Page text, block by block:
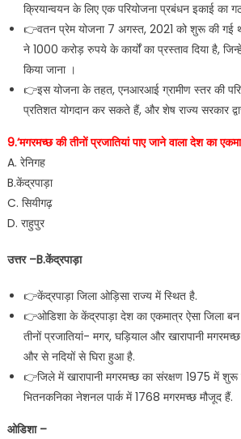
क्रियान्वयन के लिए एक परियोजना प्रबंधन इकाई का
👉वतन प्रेम योजना 7 अगस्त, 2021 को शुरू की गई
ने 1000 करोड़ रुपये के कार्यों का प्रस्ताव दिया है,
किया जाना ।
👉इस योजना के तहत, एनआरआई ग्रामीण स्तर की
प्रतिशत योगदान कर सकते हैं, और शेष राज्य सरकार
9.‘मगरमच्छ की तीनों प्रजातियां पाए जाने वाला देश का
A. रेनिगह
B.केंद्रपाड़ा
C. सियीगढ़
D. राहुपुर
उत्तर –B.केंद्रपाड़ा
👉केंद्रपाड़ा जिला ओड़िसा राज्य में स्थित है.
👉ओडिशा के केंद्रपाड़ा देश का एकमात्र ऐसा जिला
तीनों प्रजातियां- मगर, घड़ियाल और खारापानी
और से नदियों से घिरा हुआ है.
👉जिले में खारापानी मगरमच्छ का संरक्षण 1975 में शुरू
भितनकनिका नेशनल पार्क में 1768 मगरमच्छ मौजूद हैं.
ओडिशा –